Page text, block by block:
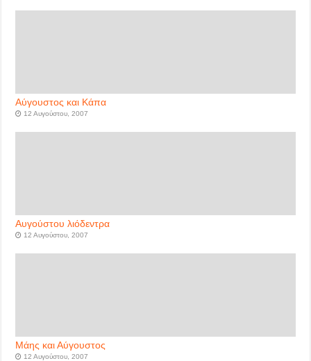
Αύγουστος και Κάπα
12 Αυγούστου, 2007
Αυγούστου λιόδεντρα
12 Αυγούστου, 2007
Μάης και Αύγουστος
12 Αυγούστου, 2007